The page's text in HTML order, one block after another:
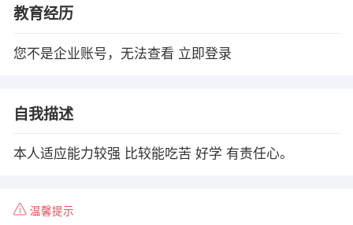
教育经历
您不是企业账号，无法查看 立即登录
自我描述
本人适应能力较强 比较能吃苦 好学 有责任心。
温馨提示